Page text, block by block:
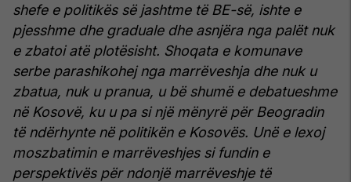
shefe e politikës së jashtme të BE-së, ishte e
pjesshme dhe graduale dhe asnjëra nga palët nuk
e zbatoi atë plotësisht. Shoqata e komunave
serbe parashikohej nga marrëveshja dhe nuk u
zbatua, nuk u pranua, u bë shumë e debatueshme
në Kosovë, ku u pa si një mënyrë për Beogradin
të ndërhynte në politikën e Kosovës. Unë e lexoj
moszbatimin e marrëveshjes si fundin e
perspektivës për ndonjë marrëveshje të